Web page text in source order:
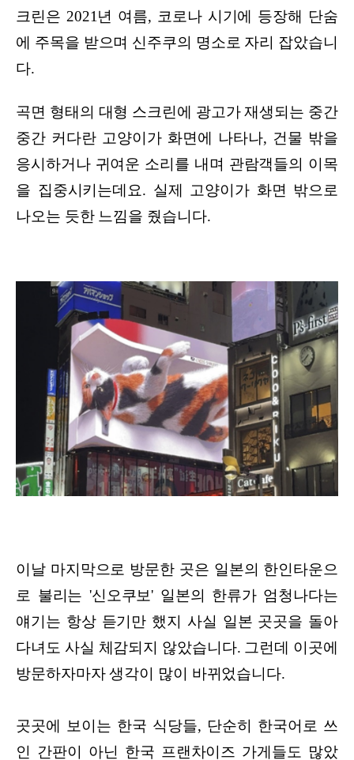
크린은 2021년 여름, 코로나 시기에 등장해 단숨
에 주목을 받으며 신주쿠의 명소로 자리 잡았습니
다.
곡면 형태의 대형 스크린에 광고가 재생되는 중간
중간 커다란 고양이가 화면에 나타나, 건물 밖을
응시하거나 귀여운 소리를 내며 관람객들의 이목
을 집중시키는데요. 실제 고양이가 화면 밖으로
나오는 듯한 느낌을 줬습니다.
이날 마지막으로 방문한 곳은 일본의 한인타운으
로 불리는 '신오쿠보' 일본의 한류가 엄청나다는
얘기는 항상 듣기만 했지 사실 일본 곳곳을 돌아
다녀도 사실 체감되지 않았습니다. 그런데 이곳에
방문하자마자 생각이 많이 바뀌었습니다.
곳곳에 보이는 한국 식당들, 단순히 한국어로 쓰
인 간판이 아닌 한국 프랜차이즈 가게들도 많았